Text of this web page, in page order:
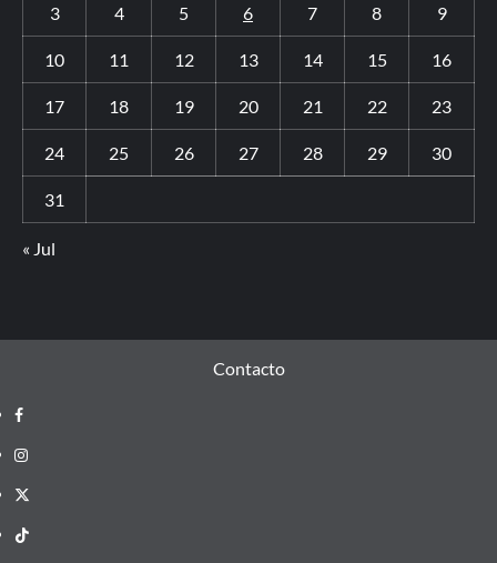
3 4 5 6 7 8 9
10 11 12 13 14 15 16
17 18 19 20 21 22 23
24 25 26 27 28 29 30
31
« Jul
Contacto